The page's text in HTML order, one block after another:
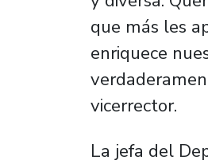
que más les
enriquece
vicerrector.
La jefa del